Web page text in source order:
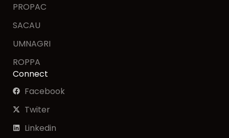
PROPAC
SACAU
UMNAGRI
ROPPA
Connect
Facebook
Twiter
Linkedin